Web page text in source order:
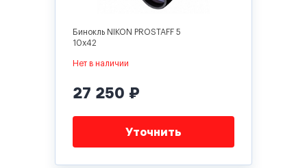
Бинокль NIKON PROSTAFF 5
10x42
Нет в наличии
27 250 ₽
Уточнить